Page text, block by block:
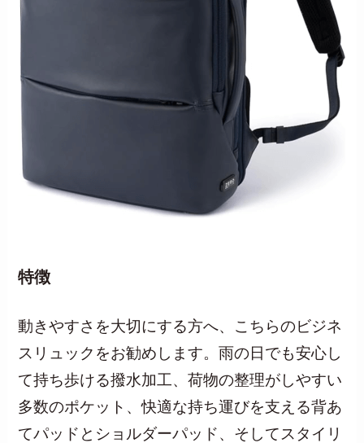
特徴
動きやすさを大切にする方へ、こちらのビジネ
スリュックをお勧めします。雨の日でも安心し
て持ち歩ける撥水加工、荷物の整理がしやすい
多数のポケット、快適な持ち運びを支える背あ
てパッドとショルダーパッド、そしてスタイリ